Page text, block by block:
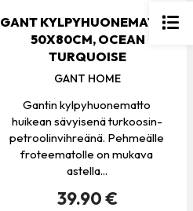
GANT KYLPYHUONEMATTO
50X80CM, OCEAN
TURQUOISE
GANT HOME
Gantin kylpyhuonematto
huikean sävyisenä turkoosin-
petroolinvihreänä. Pehmeälle
froteematolle on mukava
astella...
39.90 €